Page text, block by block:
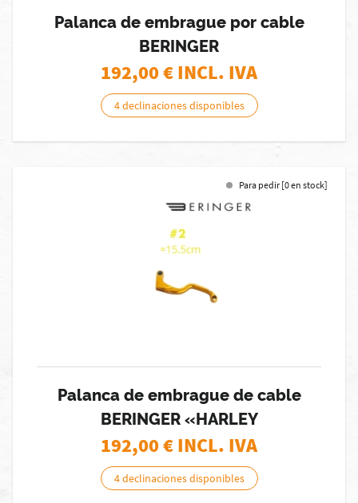
Palanca de embrague por cable
BERINGER
192,00€ INCL. IVA
4 declinaciones disponibles
Para pedir [0 en stock]
Palanca de embrague de cable
BERINGER «HARLEY
192,00€ INCL. IVA
4 declinaciones disponibles